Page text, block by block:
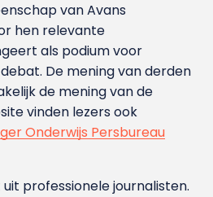
van Avans
hen relevante
als podium voor
De mening van derden
de mening van de
vinden lezers ook
Onderwijs Persbureau
professionele journalisten.